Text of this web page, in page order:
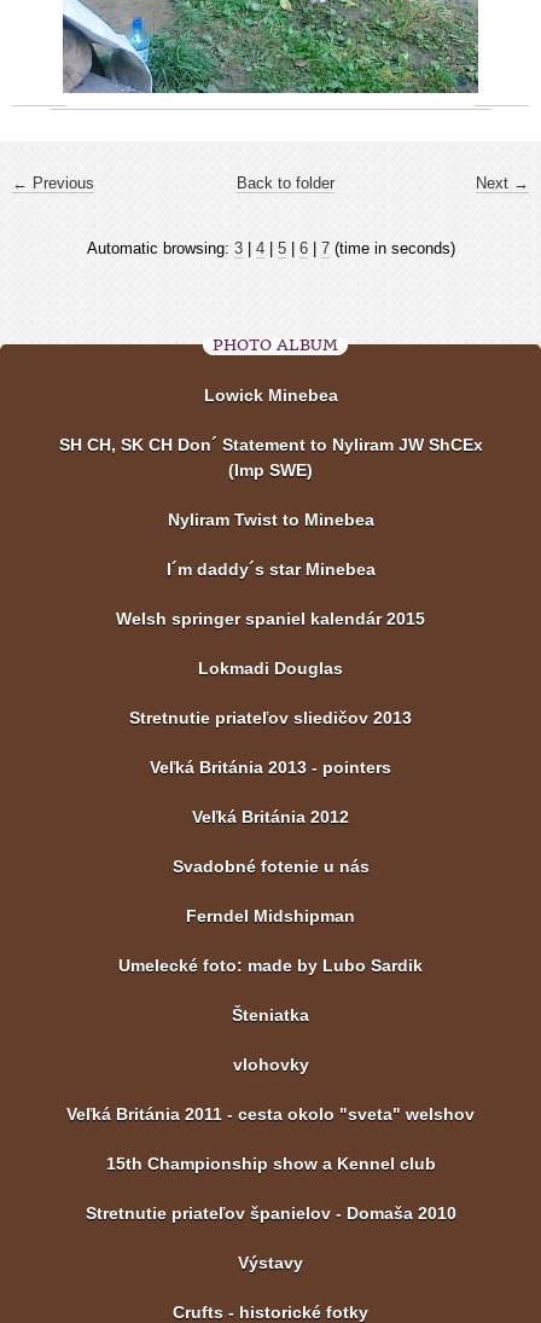
← Previous Next →
Back to folder
Automatic browsing: 3| 4| 5| 6| 7(time in seconds)
PHOTO ALBUM
Lowick Minebea
SH CH, SK CH Don´ Statement to Nyliram JW ShCEx
(Imp SWE)
Nyliram Twist to Minebea
I´m daddy´s star Minebea
Welsh springer spaniel kalendár 2015
Lokmadi Douglas
Stretnutie priateľov sliedičov 2013
Veľká Británia 2013 - pointers
Veľká Británia 2012
Svadobné fotenie u nás
Ferndel Midshipman
Umelecké foto: made by Lubo Sardik
Šteniatka
vlohovky
Veľká Británia 2011 - cesta okolo "sveta" welshov
15th Championship show a Kennel club
Stretnutie priateľov španielov - Domaša 2010
Výstavy
Crufts - historické fotky